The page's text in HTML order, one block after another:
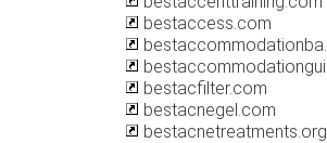
bestaccess.com
bestacfilter.com
bestacnegel.com
bestacnetreatments.org